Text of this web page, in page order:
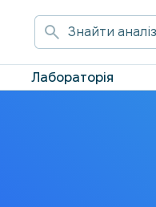
Лабораторія